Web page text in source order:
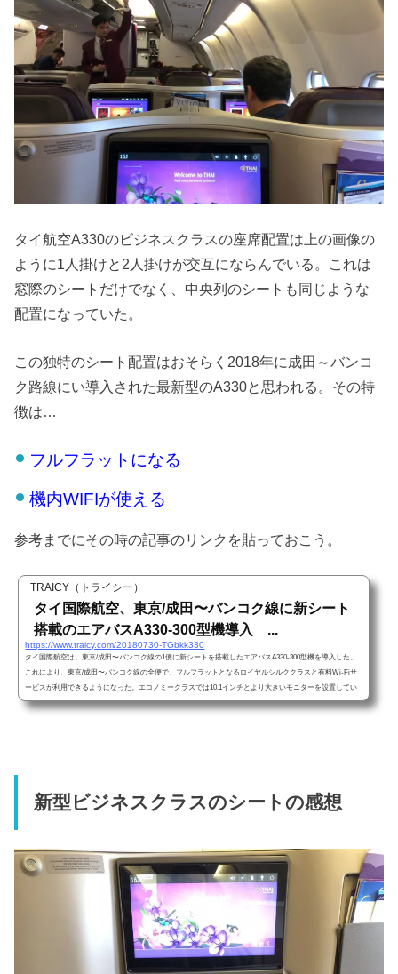
タイ航空A330のビジネスクラスの座席配置は上の画像の
ように1人掛けと2人掛けが交互にならんでいる。これは
窓際のシートだけでなく、中央列のシートも同じような
配置になっていた。
この独特のシート配置はおそらく2018年に成田～バンコ
ク路線にい導入された最新型のA330と思われる。その特
徴は…
フルフラットになる
機内WIFIが使える
参考までにその時の記事のリンクを貼っておこう。
TRAICY（トライシー）
タイ国際航空、東京/成田〜バンコク線に新シート
搭載のエアバスA330-300型機導入 ...
https://www.traicy.com/20180730-TGbkk330
タイ国際航空は、東京/成田〜バンコク線の1便に新シートを搭載したエアバスA330-300型機を導入した。
これにより、東京/成田〜バンコク線の全便で、フルフラットとなるロイヤルシルククラスと有料Wi-Fiサ
ービスが利用できるようになった。エコノミークラスでは10.1インチとより大きいモニターを設置してい
る。
新型ビジネスクラスのシートの感想